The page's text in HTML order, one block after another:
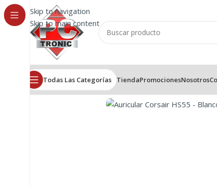
Skip to navigation
Skip to main content
Todas Las Categorías TiendaPromocionesNosotros
Inicio/Audio/Auriculares